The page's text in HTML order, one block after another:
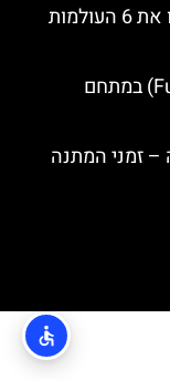
המתחמים של פורט אוונטורה – הכירו את 6 העולמות
רכבת הרים פיוריוס באקו (Furius Baco) במתחם
– זמני המתנה